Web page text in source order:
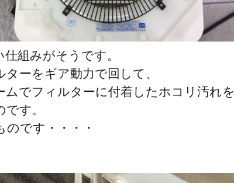
組みがそうです。
ターをギア動力で回して、
ムでフィルターに付着したホコリ汚れを
す。
のです・・・・